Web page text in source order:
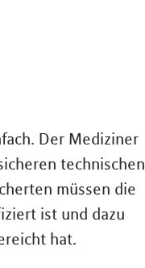
Der Mediziner
technischen
müssen die
ist und dazu
hat.